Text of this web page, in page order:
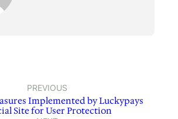
PREVIOUS
Implemented by Luckypays
Site for User Protection